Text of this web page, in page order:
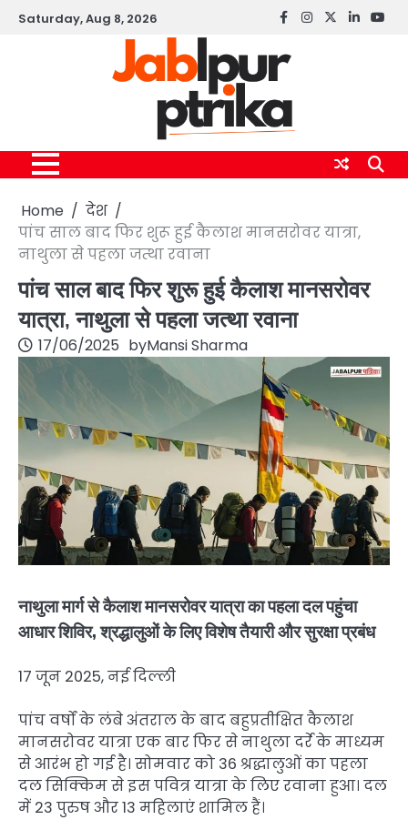
SkipSaturday, Aug 8, 2026 Facebook
instagram
twitterlinkedin
Home
देश
पांच साल बाद फिर शुरू हुई कैलाश मानसरोवर यात्रा,
नाथुला से पहला जत्था रवाना
पांच साल बाद फिर शुरू हुई कैलाश मानसरोवर
यात्रा, नाथुला से पहला जत्था रवाना
17/06/2025 byMansi Sharma
नाथुला मार्ग से कैलाश मानसरोवर यात्रा का पहला दल पहुंचा
आधार शिविर, श्रद्धालुओं के लिए विशेष तैयारी और सुरक्षा प्रबंध
17 जून 2025, नई दिल्ली
पांच वर्षों के लंबे अंतराल के बाद बहुप्रतीक्षित कैलाश
मानसरोवर यात्रा एक बार फिर से नाथुला दर्रे के माध्यम
से आरंभ हो गई है। सोमवार को 36 श्रद्धालुओं का पहला
दल सिक्किम से इस पवित्र यात्रा के लिए रवाना हुआ। दल
में 23 पुरुष और 13 महिलाएं शामिल हैं।